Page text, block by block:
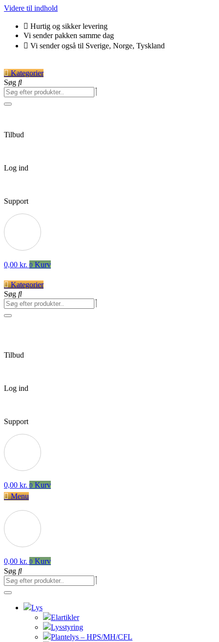
Videre til indhold
Hurtig og sikker levering
Vi sender pakken samme dag
Vi sender også til Sverige, Norge, Tyskland
Kategorier
Søg
Tilbud
Log ind
Support
0,00 kr. 0 Kurv
Kategorier
Søg
Tilbud
Log ind
Support
0,00 kr. 0 Kurv
Menu
0,00 kr. 0 Kurv
Søg
Lys
Elartikler
Lysstyring
Plantelys – HPS/MH/CFL